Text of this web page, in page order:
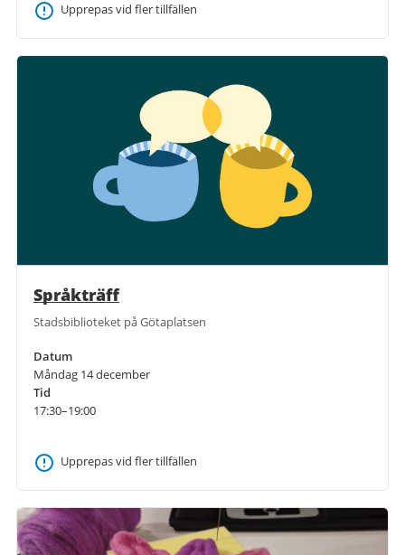
Upprepas vid fler tillfällen
Språkträff
Stadsbiblioteket på Götaplatsen
Datum
Måndag 14 december
Tid
17:30–19:00
Upprepas vid fler tillfällen